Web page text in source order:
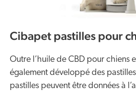
Cibapet pastilles pour
Outre l’huile de CBD pour chiens
également développé des
pastilles peuvent être données à